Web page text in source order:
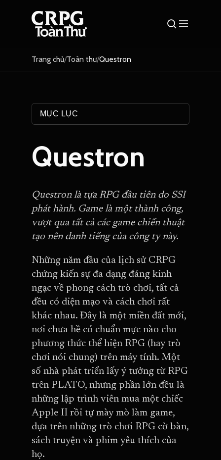
Trang chủ/Toàn thư/Questron
MỤC LỤC
Questron
Questron là tựa RPG đầu tiên do SSI
phát hành. Game là một thành công,
vượt qua tất cả các game chiến thuật
tạo nên danh tiếng của công ty này.
Những năm đầu của lịch sử CRPG
chứng kiến sự đa dạng đáng kinh
ngạc về phong cách trò chơi, tất cả
đều có diện mạo và cách chơi rất
khác nhau. Đây là một miền đất mới,
nơi chưa hề có chuẩn mực nào cho
phương thức thể hiện RPG (hay trò
chơi nói chung) trên máy tính. Một
số nhà phát triển lấy ý tưởng từ RPG
trên PLATO, nhưng phần lớn đều là
những lập trình viên mua một chiếc
Apple II rồi tự mày mò làm game,
dựa trên những trò chơi RPG cờ bàn,
sách truyện và phim yêu thích của
họ.